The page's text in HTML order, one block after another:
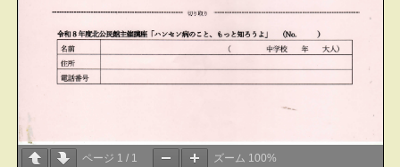
ページ 1 / 1 ズーム 100%